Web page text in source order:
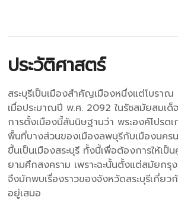
ประวัติศาสตร์
สระบุรีเป็นเมืองสำคัญเมืองหนึ่งแต่โบรา
เมื่อประมาณปี พ.ศ. 2092 ในรัชสมัยสมเด็
การตั้งเมืองนี้สันนิษฐานว่า พระองค์โปรดเ
พื้นที่บางส่วนของเมืองลพบุรีกับเมืองนคร
ขึ้นเป็นเมืองสระบุรี ทั้งนี้เพื่อต้องการให้เป็
ยามศึกสงคราม เพราะฉะนั้นตั้งแต่สมัยกรุ
จึงมักพบเรื่องราวของจังหวัดสระบุรีเกี่ยว
อยู่เสมอ